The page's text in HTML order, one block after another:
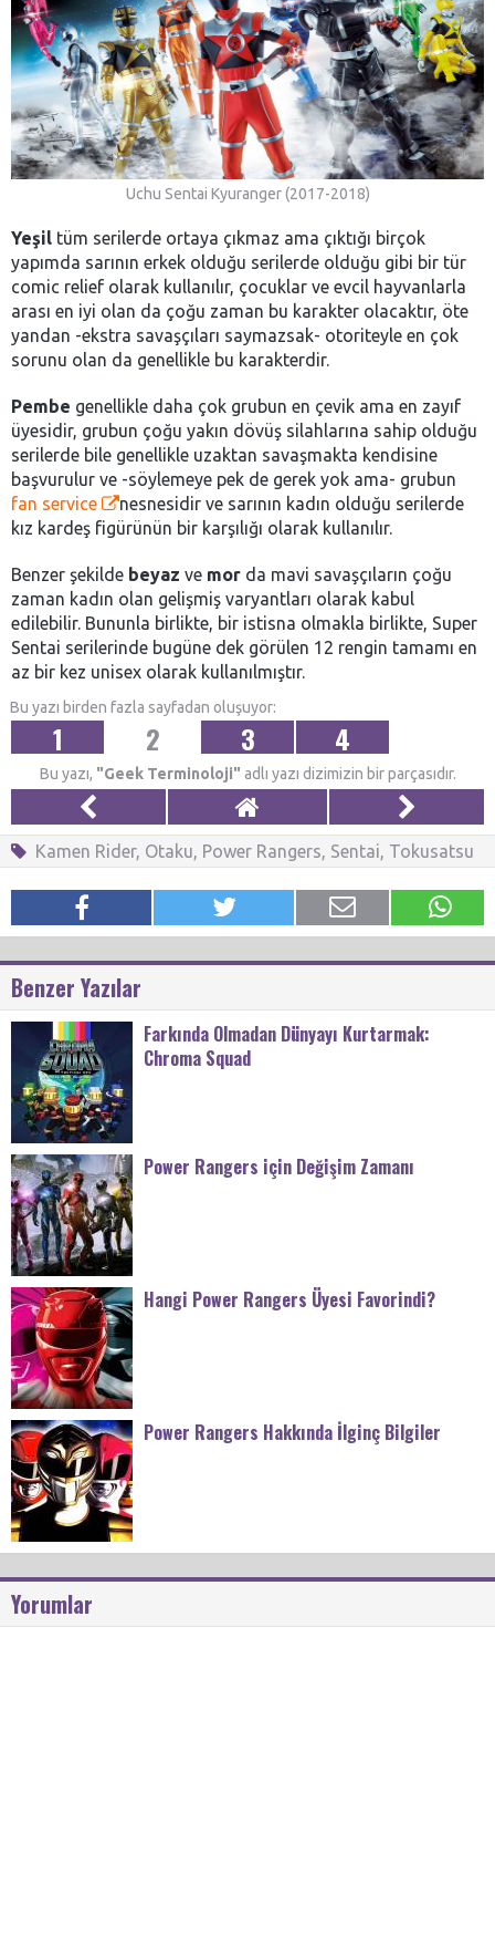
Uchu Sentai Kyuranger (2017-2018)
Yeşil tüm serilerde ortaya çıkmaz ama çıktığı birçok
yapımda sarının erkek olduğu serilerde olduğu gibi bir tür
comic relief olarak kullanılır, çocuklar ve evcil hayvanlarla
arası en iyi olan da çoğu zaman bu karakter olacaktır, öte
yandan -ekstra savaşçıları saymazsak- otoriteyle en çok
sorunu olan da genellikle bu karakterdir.
Pembe genellikle daha çok grubun en çevik ama en zayıf
üyesidir, grubun çoğu yakın dövüş silahlarına sahip olduğu
serilerde bile genellikle uzaktan savaşmakta kendisine
başvurulur ve -söylemeye pek de gerek yok ama- grubun
fan service
nesnesidir ve sarının kadın olduğu serilerde
kız kardeş figürünün bir karşılığı olarak kullanılır.
Benzer şekilde beyaz ve mor da mavi savaşçıların çoğu
zaman kadın olan gelişmiş varyantları olarak kabul
edilebilir. Bununla birlikte, bir istisna olmakla birlikte, Super
Sentai serilerinde bugüne dek görülen 12 rengin tamamı en
az bir kez unisex olarak kullanılmıştır.
Bu yazı birden fazla sayfadan oluşuyor:
1 2 3 4
Bu yazı, "Geek Terminoloji" adlı yazı dizimizin bir parçasıdır.
Kamen Rider, Otaku, Power Rangers, Sentai, Tokusatsu
Benzer Yazılar
Farkında Olmadan Dünyayı Kurtarmak:
Chroma Squad
Power Rangers için Değişim Zamanı
Hangi Power Rangers Üyesi Favorindi?
Power Rangers Hakkında İlginç Bilgiler
Yorumlar